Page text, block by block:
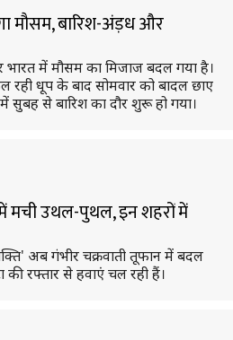
मौसम, बारिश-अंड़ध और
भारत में मौसम का मिजाज बदल गया है।
रही धूप के बाद सोमवार को बादल छाए
से बारिश का दौर शुरू हो गया।
मची उथल-पुथल, इन शहरों में
अब गंभीर चक्रवाती तूफान में बदल
रफ्तार से हवाएं चल रही हैं।